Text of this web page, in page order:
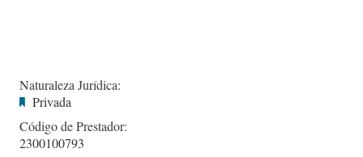
Naturaleza Jurídica:
Privada
Código de Prestador:
2300100793